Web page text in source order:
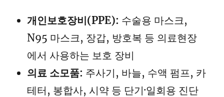
개인보호장비(PPE): 수술용 마스크,
N95 마스크, 장갑, 방호복 등 의료현장
에서 사용하는 보호 장비
의료 소모품: 주사기, 바늘, 수액 펌프, 카
테터, 봉합사, 시약 등 단기·일회용 진단